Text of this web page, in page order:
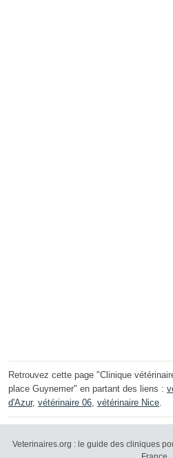
Retrouvez cette page "Clinique
place Guynemer" en partant des liens :
d'Azur, vétérinaire 06 vétérinaire Nice
Veterinaires.org : le guide des cliniques